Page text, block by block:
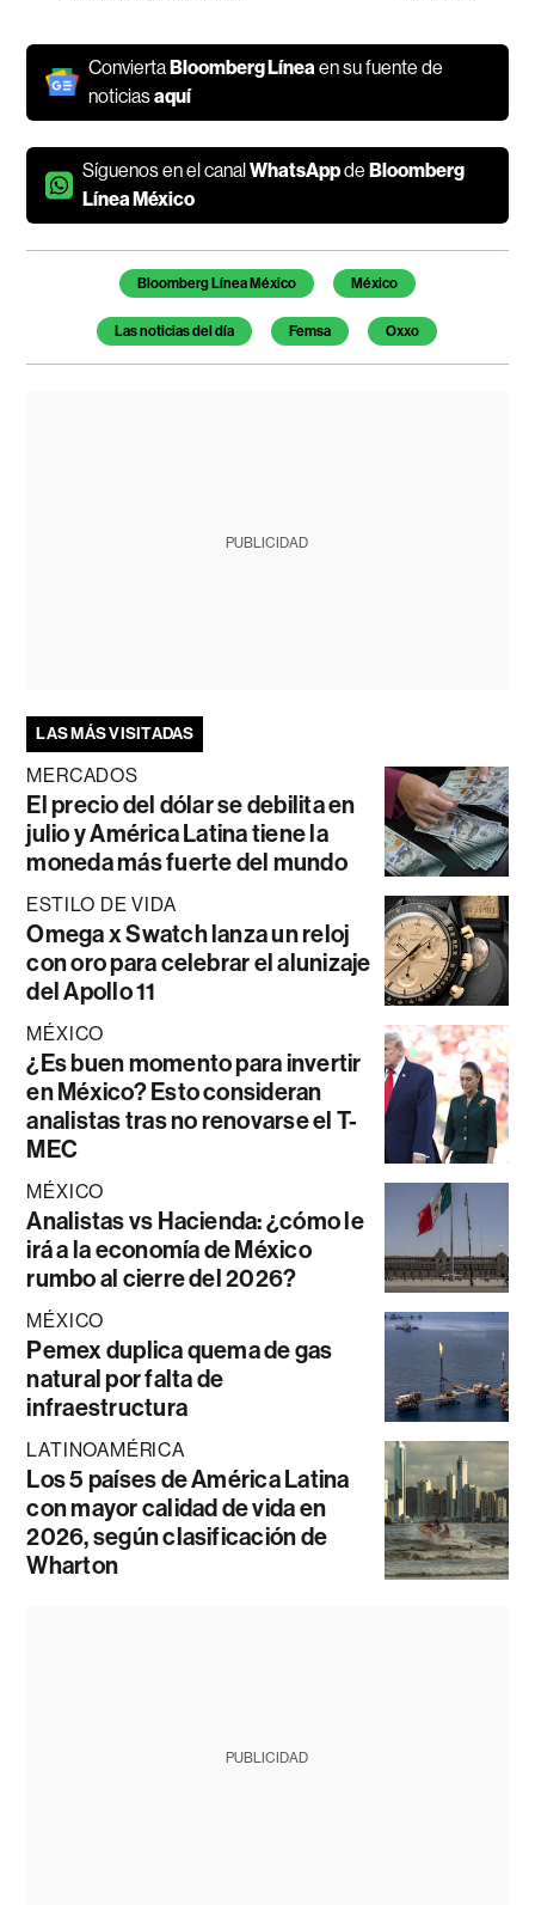
ConviertaBloomberg Línea en su fuente de
noticiasaquí
Síguenos en el canalWhatsAppdeBloomberg
Línea México
Temas de este artículo
Bloomberg Línea México México
Las noticias del día Femsa Oxxo
PUBLICIDAD
LAS MÁS VISITADAS
MERCADOS
El precio del dólar se debilita en
julio y América Latina tiene la
moneda más fuerte del mundo
ESTILO DE VIDA
Omega x Swatch lanza un reloj
con oro para celebrar el alunizaje
del Apollo 11
MÉXICO
¿Es buen momento para invertir
en México? Esto consideran
analistas tras no renovarse el T-
MEC
MÉXICO
Analistas vs Hacienda: ¿cómo le
irá a la economía de México
rumbo al cierre del 2026?
MÉXICO
Pemex duplica quema de gas
natural por falta de
infraestructura
LATINOAMÉRICA
Los 5 países de América Latina
con mayor calidad de vida en
2026, según clasificación de
Wharton
PUBLICIDAD